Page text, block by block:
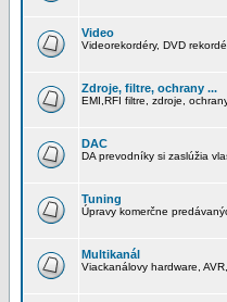
Video
Videorekordéry, DVD
Zdroje, filtre, ochrany ...
EMI,RFI filtre, zdroje, ochrany
DAC
DA prevodníky si zaslúžia
Tuning
Úpravy komerčne
Multikanál
Viackanálovy hardware,